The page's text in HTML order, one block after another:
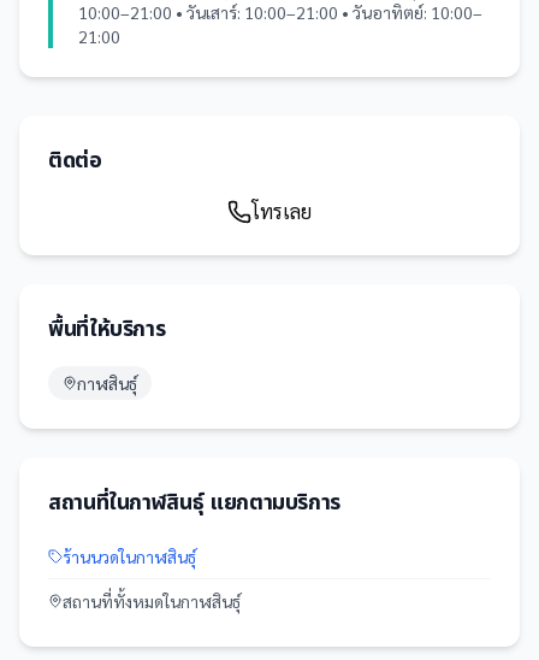
10:00–21:00 • วันเสาร์: 10:00–21:00 • วันอาทิตย์: 10:00–
21:00
ติดต่อ
โทรเลย
พื้นที่ให้บริการ
กาฬสินธุ์
สถานที่ในกาฬสินธุ์แยกตามบริการ
ร้านนวดในกาฬสินธุ์
สถานที่ทั้งหมดในกาฬสินธุ์